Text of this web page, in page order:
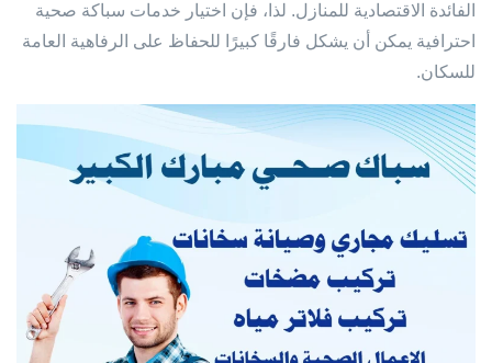
الفائدة الاقتصادية للمنازل. لذا، فإن اختيار خدمات سباكة صحية
احترافية يمكن أن يشكل فارقًا كبيرًا للحفاظ على الرفاهية العامة
للسكان.